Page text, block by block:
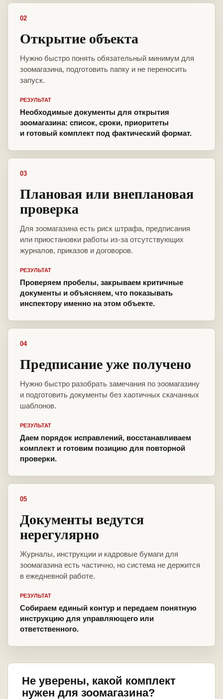
02
Открытие объекта
Нужно быстро понять обязательный минимум для
зоомагазина, подготовить папку и не переносить
запуск.
РЕЗУЛЬТАТ
Необходимые документы для открытия
зоомагазина: список, сроки, приоритеты
и готовый комплект под фактический формат.
03
Плановая или внеплановая
проверка
Для зоомагазина есть риск штрафа, предписания
или приостановки работы из-за отсутствующих
журналов, приказов и договоров.
РЕЗУЛЬТАТ
Проверяем пробелы, закрываем критичные
документы и объясняем, что показывать
инспектору именно на этом объекте.
04
Предписание уже получено
Нужно быстро разобрать замечания по зоомагазину
и подготовить документы без хаотичных скачанных
шаблонов.
РЕЗУЛЬТАТ
Даем порядок исправлений, восстанавливаем
комплект и готовим позицию для повторной
проверки.
05
Документы ведутся
нерегулярно
Журналы, инструкции и кадровые бумаги для
зоомагазина есть частично, но система не держится
в ежедневной работе.
РЕЗУЛЬТАТ
Собираем единый контур и передаем понятную
инструкцию для управляющего или
ответственного.
Не уверены, какой комплект
нужен для зоомагазина?